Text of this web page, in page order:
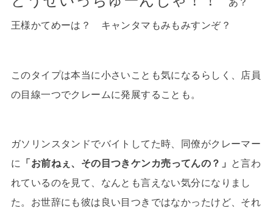
王様かてめーは？ キャンタマもみもみすンぞ？
このタイプは本当に小さいことも気になるらしく、店員
の目線一つでクレームに発展することも。
ガソリンスタンドでバイトしてた時、同僚がクレーマー
に
「お前ねぇ、その目つきケンカ売ってんの？」
と言わ
れているのを見て、なんとも言えない気分になりまし
た。お世辞にも彼は良い目つきではなかったけど、それ